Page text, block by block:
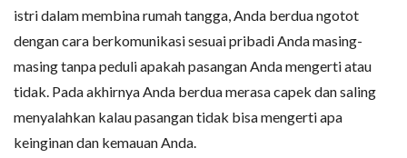
istri dalam membina rumah tangga, Anda berdua ngotot
dengan cara berkomunikasi sesuai pribadi Anda masing-
masing tanpa peduli apakah pasangan Anda mengerti atau
tidak. Pada akhirnya Anda berdua merasa capek dan saling
menyalahkan kalau pasangan tidak bisa mengerti apa
keinginan dan kemauan Anda.